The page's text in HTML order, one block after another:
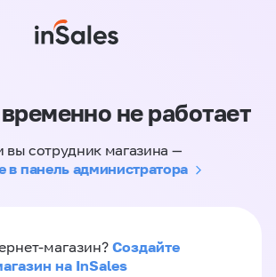
не работает
вы сотрудник магазина —
в панель администратора
магазин? Создайте
на InSales